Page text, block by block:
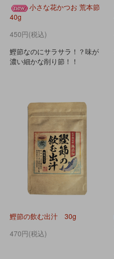
小さな花かつお 荒本節
40g
450円(税込)
鰹節なのにサラサラ！？味が
濃い細かな削り節！！
鰹節の飲む出汁 30g
470円(税込)